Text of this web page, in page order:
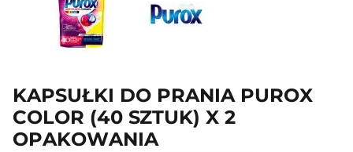
KAPSUŁKI DO PRANIA PUROX
COLOR (40 SZTUK) X 2
OPAKOWANIA